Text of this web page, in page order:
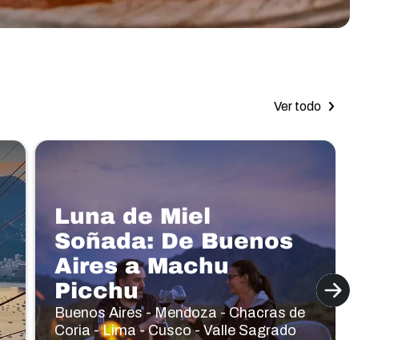
Ver todo
Luna de Miel
Soñada: De Buenos
Aires a Machu
Picchu
Buenos Aires - Mendoza - Chacras de
Coria - Lima - Cusco - Valle Sagrado